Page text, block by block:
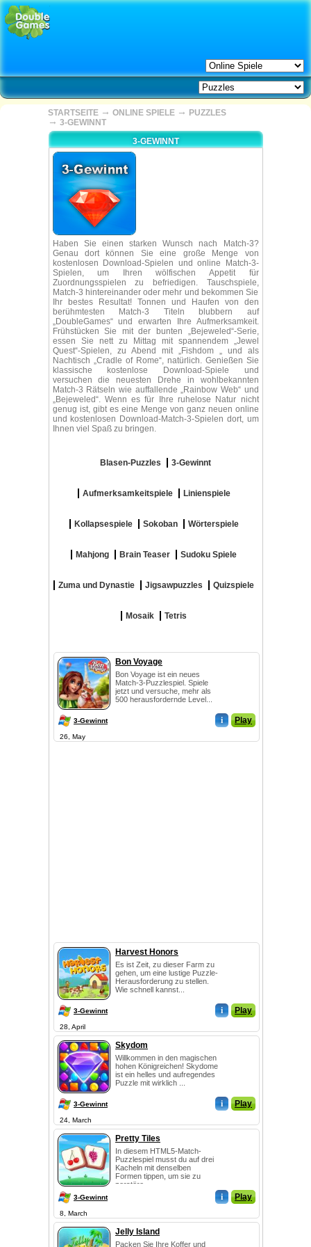
STARTSEITE → ONLINE SPIELE → PUZZLES
→ 3-GEWINNT
3-GEWINNT
Haben Sie einen starken Wunsch nach Match-3?
Genau dort können Sie eine große Menge von
kostenlosen Download-Spielen und online Match-3-
Spielen, um Ihren wölfischen Appetit für
Zuordnungsspielen zu befriedigen. Tauschspiele,
Match-3 hintereinander oder mehr und bekommen Sie
Ihr bestes Resultat! Tonnen und Haufen von den
berühmtesten Match-3 Titeln blubbern auf
„DoubleGames“ und erwarten Ihre Aufmerksamkeit.
Frühstücken Sie mit der bunten „Bejeweled“-Serie,
essen Sie nett zu Mittag mit spannendem „Jewel
Quest“-Spielen, zu Abend mit „Fishdom „ und als
Nachtisch „Cradle of Rome“, natürlich. Genießen Sie
klassische kostenlose Download-Spiele und
versuchen die neuesten Drehe in wohlbekannten
Match-3 Rätseln wie auffallende „Rainbow Web“ und
„Bejeweled“. Wenn es für Ihre ruhelose Natur nicht
genug ist, gibt es eine Menge von ganz neuen online
und kostenlosen Download-Match-3-Spielen dort, um
Ihnen viel Spaß zu bringen.
Blasen-Puzzles 3-Gewinnt
Aufmerksamkeitspiele Linienspiele
Kollapsespiele Sokoban Wörterspiele
Mahjong Brain Teaser Sudoku Spiele
Zuma und Dynastie Jigsawpuzzles Quizspiele
Mosaik Tetris
Bon Voyage
Bon Voyage ist ein neues
Match-3-Puzzlespiel. Spiele
jetzt und versuche, mehr als
500 herausfordernde Level...
3-Gewinnt i Play
26, May
Harvest Honors
Es ist Zeit, zu dieser Farm zu
gehen, um eine lustige Puzzle-
Herausforderung zu stellen.
Wie schnell kannst...
3-Gewinnt i Play
28, April
Skydom
Willkommen in den magischen
hohen Königreichen! Skydome
ist ein helles und aufregendes
Puzzle mit wirklich ...
3-Gewinnt i Play
24, March
Pretty Tiles
In diesem HTML5-Match-
Puzzlespiel musst du auf drei
Kacheln mit denselben
Formen tippen, um sie zu
zerstöre...
3-Gewinnt i Play
8, March
Jelly Island
Packen Sie Ihre Koffer und